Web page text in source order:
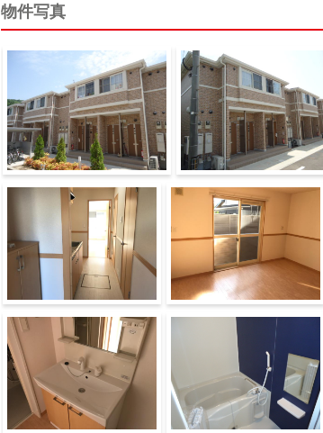
物件写真
外観写真（昼） 外観写真（昼）
廊下 室内